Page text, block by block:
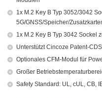
1x M.2 Key B Typ 3052/3042
5G/GNSS/Speicher/
1x M.2 Key B Typ 3042 Sockel
Unterstützt Cincoze Patent-
Optionales CFM-Modul für
Großer
Safety Standard: UL, cUL, CB,